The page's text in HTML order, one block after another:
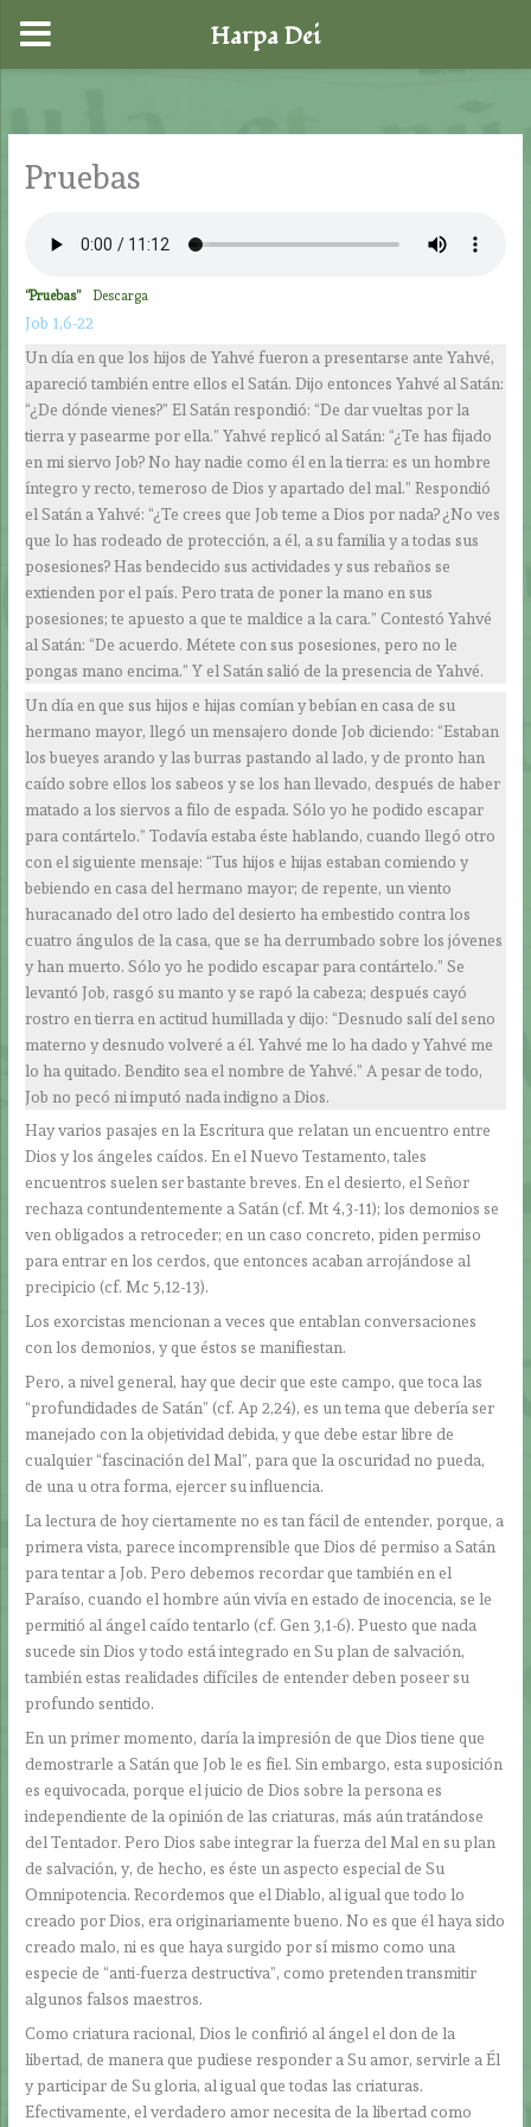
contenido
Pruebas
“Pruebas” Descarga
Job 1,6-22
Un día en que los hijos de Yahvé fueron a presentarse ante Yahvé,
apareció también entre ellos el Satán. Dijo entonces Yahvé al Satán:
“¿De dónde vienes?” El Satán respondió: “De dar vueltas por la
tierra y pasearme por ella.” Yahvé replicó al Satán: “¿Te has fijado
en mi siervo Job? No hay nadie como él en la tierra: es un hombre
íntegro y recto, temeroso de Dios y apartado del mal.” Respondió
el Satán a Yahvé: “¿Te crees que Job teme a Dios por nada? ¿No ves
que lo has rodeado de protección, a él, a su familia y a todas sus
posesiones? Has bendecido sus actividades y sus rebaños se
extienden por el país. Pero trata de poner la mano en sus
posesiones; te apuesto a que te maldice a la cara.” Contestó Yahvé
al Satán: “De acuerdo. Métete con sus posesiones, pero no le
pongas mano encima.” Y el Satán salió de la presencia de Yahvé.
Un día en que sus hijos e hijas comían y bebían en casa de su
hermano mayor, llegó un mensajero donde Job diciendo: “Estaban
los bueyes arando y las burras pastando al lado, y de pronto han
caído sobre ellos los sabeos y se los han llevado, después de haber
matado a los siervos a filo de espada. Sólo yo he podido escapar
para contártelo.” Todavía estaba éste hablando, cuando llegó otro
con el siguiente mensaje: “Tus hijos e hijas estaban comiendo y
bebiendo en casa del hermano mayor; de repente, un viento
huracanado del otro lado del desierto ha embestido contra los
cuatro ángulos de la casa, que se ha derrumbado sobre los jóvenes
y han muerto. Sólo yo he podido escapar para contártelo.” Se
levantó Job, rasgó su manto y se rapó la cabeza; después cayó
rostro en tierra en actitud humillada y dijo: “Desnudo salí del seno
materno y desnudo volveré a él. Yahvé me lo ha dado y Yahvé me
lo ha quitado. Bendito sea el nombre de Yahvé.” A pesar de todo,
Job no pecó ni imputó nada indigno a Dios.
Hay varios pasajes en la Escritura que relatan un encuentro entre
Dios y los ángeles caídos. En el Nuevo Testamento, tales
encuentros suelen ser bastante breves. En el desierto, el Señor
rechaza contundentemente a Satán (cf. Mt 4,3-11); los demonios se
ven obligados a retroceder; en un caso concreto, piden permiso
para entrar en los cerdos, que entonces acaban arrojándose al
precipicio (cf. Mc 5,12-13).
Los exorcistas mencionan a veces que entablan conversaciones
con los demonios, y que éstos se manifiestan.
Pero, a nivel general, hay que decir que este campo, que toca las
“profundidades de Satán” (cf. Ap 2,24), es un tema que debería ser
manejado con la objetividad debida, y que debe estar libre de
cualquier “fascinación del Mal”, para que la oscuridad no pueda,
de una u otra forma, ejercer su influencia.
La lectura de hoy ciertamente no es tan fácil de entender, porque, a
primera vista, parece incomprensible que Dios dé permiso a Satán
para tentar a Job. Pero debemos recordar que también en el
Paraíso, cuando el hombre aún vivía en estado de inocencia, se le
permitió al ángel caído tentarlo (cf. Gen 3,1-6). Puesto que nada
sucede sin Dios y todo está integrado en Su plan de salvación,
también estas realidades difíciles de entender deben poseer su
profundo sentido.
En un primer momento, daría la impresión de que Dios tiene que
demostrarle a Satán que Job le es fiel. Sin embargo, esta suposición
es equivocada, porque el juicio de Dios sobre la persona es
independiente de la opinión de las criaturas, más aún tratándose
del Tentador. Pero Dios sabe integrar la fuerza del Mal en su plan
de salvación, y, de hecho, es éste un aspecto especial de Su
Omnipotencia. Recordemos que el Diablo, al igual que todo lo
creado por Dios, era originariamente bueno. No es que él haya sido
creado malo, ni es que haya surgido por sí mismo como una
especie de “anti-fuerza destructiva”, como pretenden transmitir
algunos falsos maestros.
Como criatura racional, Dios le confirió al ángel el don de la
libertad, de manera que pudiese responder a Su amor, servirle a Él
y participar de Su gloria, al igual que todas las criaturas.
Efectivamente, el verdadero amor necesita de la libertad como
Harpa Dei